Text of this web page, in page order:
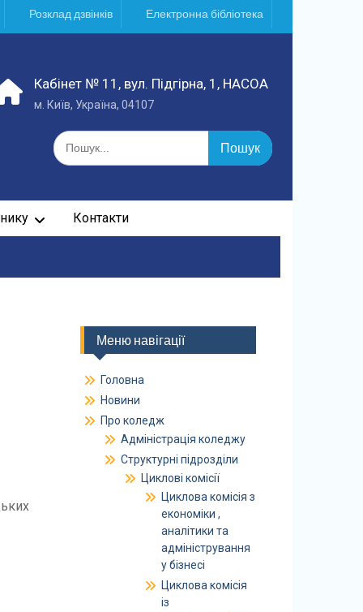
Розклад дзвінків Електронна бібліотека
Кабінет № 11, вул. Підгірна, 1, НАСОА
м. Київ, Україна, 04107
Шукати:
Контакти
Меню навігації
Головна
Новини
Про коледж
Адміністрація коледжу
Структурні підрозділи
Циклові комісії
Циклова комісія з
економіки ,
аналітики та
адміністрування
у бізнесі
Циклова комісія
із